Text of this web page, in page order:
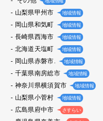
山梨県甲州市 地域情報
岡山県和気町 地域情報
長崎県西海市 地域情報
北海道天塩町 地域情報
岡山県赤磐市. 地域情報
千葉県南房総市 地域情報
神奈川県横須賀市 地域情報
山梨県小菅村 地域情報
広島県府中市 さすらい